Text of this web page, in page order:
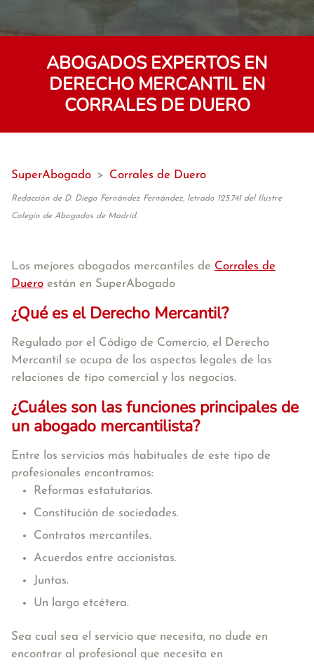
ABOGADOS EXPERTOS EN
DERECHO MERCANTIL EN
CORRALES DE DUERO
SuperAbogado > Corrales de Duero
Redacción de D. Diego Fernández Fernández, letrado 125.741 del Ilustre
Colegio de Abogados de Madrid.
Los mejores abogados mercantiles de Corrales de
Duero están en SuperAbogado
¿Qué es el Derecho Mercantil?
Regulado por el Código de Comercio, el Derecho
Mercantil se ocupa de los aspectos legales de las
relaciones de tipo comercial y los negocios.
¿Cuáles son las funciones principales de
un abogado mercantilista?
Entre los servicios más habituales de este tipo de
profesionales encontramos:
Reformas estatutarias.
Constitución de sociedades.
Contratos mercantiles.
Acuerdos entre accionistas.
Juntas.
Un largo etcétera.
Sea cual sea el servicio que necesita, no dude en
encontrar al profesional que necesita en